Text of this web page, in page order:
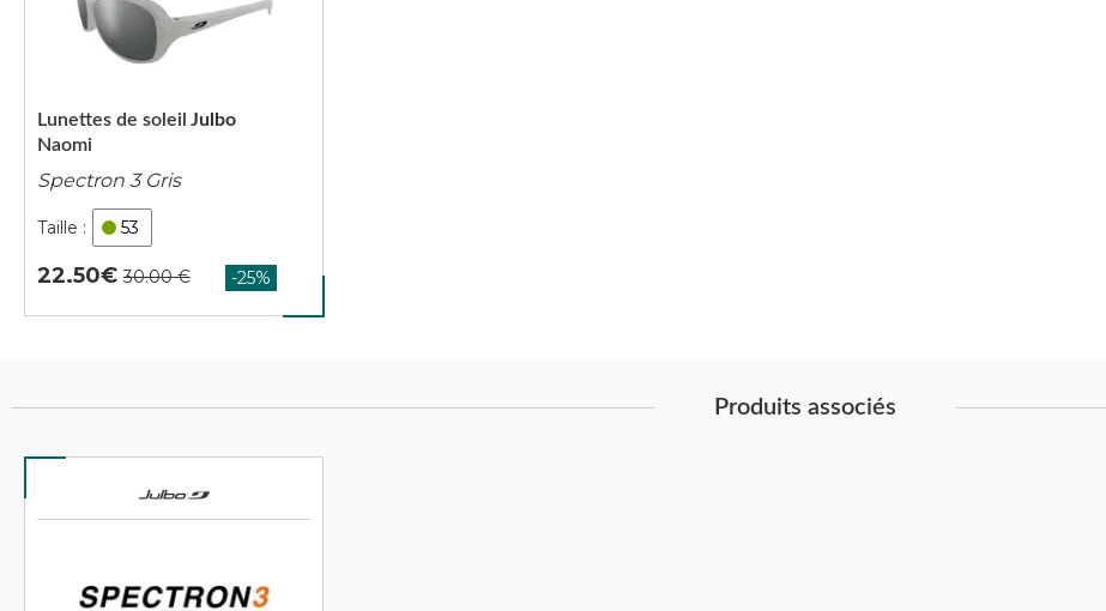
Naomi
Lunettes de soleil Julbo
Spectron 3 Gris
53
22.50
Produits associés